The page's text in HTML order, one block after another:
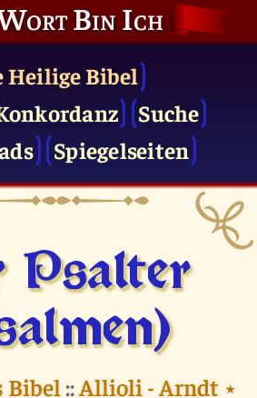
Bin Ich
Heilige Bibel
Suche
Spiegelseiten
Psalter
Bibel ::Allioli - Arndt ⭑